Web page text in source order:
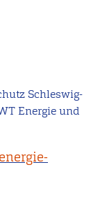
Schleswig-
Energie und